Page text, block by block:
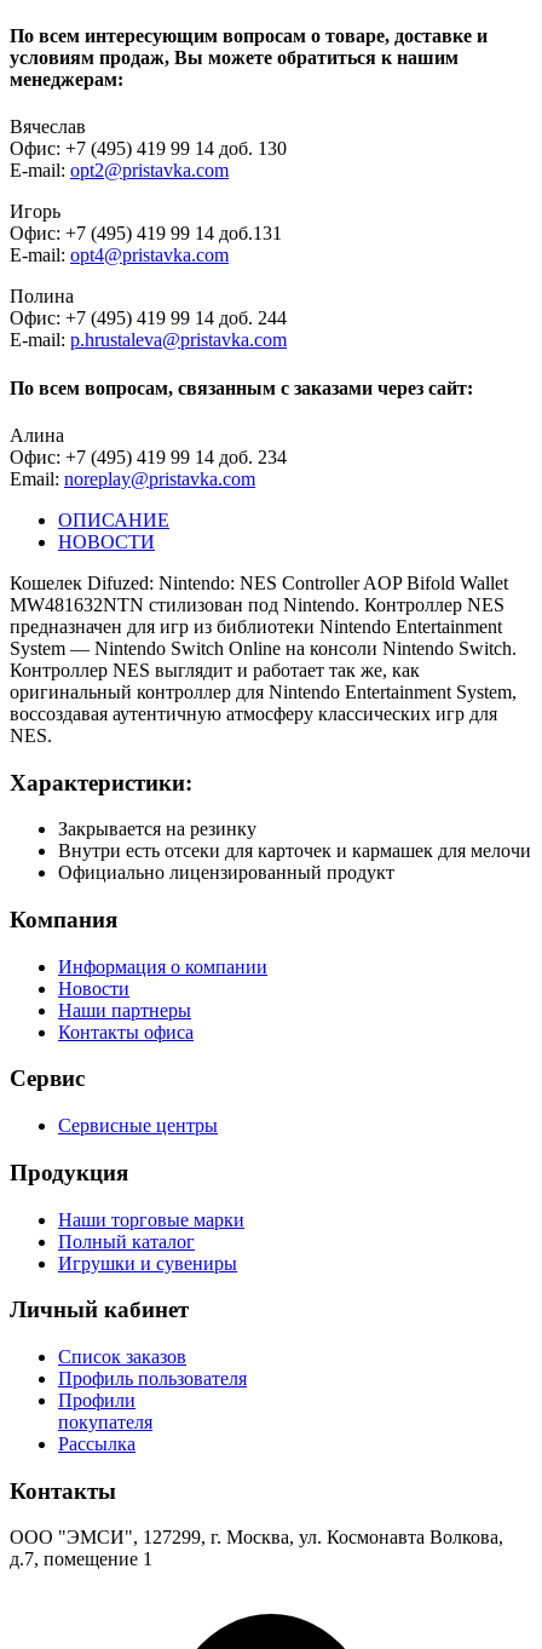
По всем интересующим вопросам о товаре, доставке и
условиям продаж, Вы можете обратиться к нашим
менеджерам:
Вячеслав
Офис: +7 (495) 419 99 14 доб. 130
E-mail: opt2@pristavka.com
Игорь
Офис: +7 (495) 419 99 14 доб.131
E-mail: opt4@pristavka.com
Полина
Офис: +7 (495) 419 99 14 доб. 244
E-mail: p.hrustaleva@pristavka.com
По всем вопросам, связанным с заказами через сайт:
Алина
Офис: +7 (495) 419 99 14 доб. 234
Email: noreplay@pristavka.com
ОПИСАНИЕ
НОВОСТИ
Кошелек Difuzed: Nintendo: NES Controller AOP Bifold Wallet
MW481632NTN стилизован под Nintendo. Контроллер NES
предназначен для игр из библиотеки Nintendo Entertainment
System — Nintendo Switch Online на консоли Nintendo Switch.
Контроллер NES выглядит и работает так же, как
оригинальный контроллер для Nintendo Entertainment System,
воссоздавая аутентичную атмосферу классических игр для
NES.
Характеристики:
Закрывается на резинку
Внутри есть отсеки для карточек и кармашек для мелочи
Официально лицензированный продукт
Компания
Информация о компании
Новости
Наши партнеры
Контакты офиса
Сервис
Сервисные центры
Продукция
Наши торговые марки
Полный каталог
Игрушки и сувениры
Личный кабинет
Список заказов
Профиль пользователя
Профили
покупателя
Рассылка
Контакты
ООО "ЭМСИ", 127299, г. Москва, ул. Космонавта Волкова,
д.7, помещение 1